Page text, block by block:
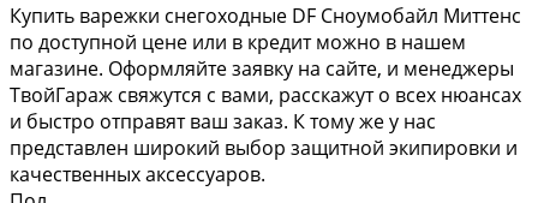
Купить варежки снегоходные DF Сноумобайл Миттенс
по доступной цене или в кредит можно в нашем
магазине. Оформляйте заявку на сайте, и менеджеры
ТвойГараж свяжутся с вами, расскажут о всех нюансах
и быстро отправят ваш заказ. К тому же у нас
представлен широкий выбор защитной экипировки и
качественных аксессуаров.